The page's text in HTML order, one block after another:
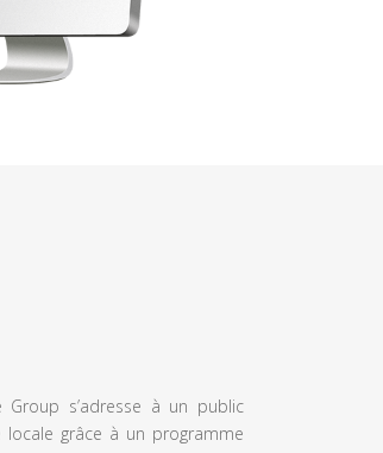
s’adresse à un public
locale grâce à un programme